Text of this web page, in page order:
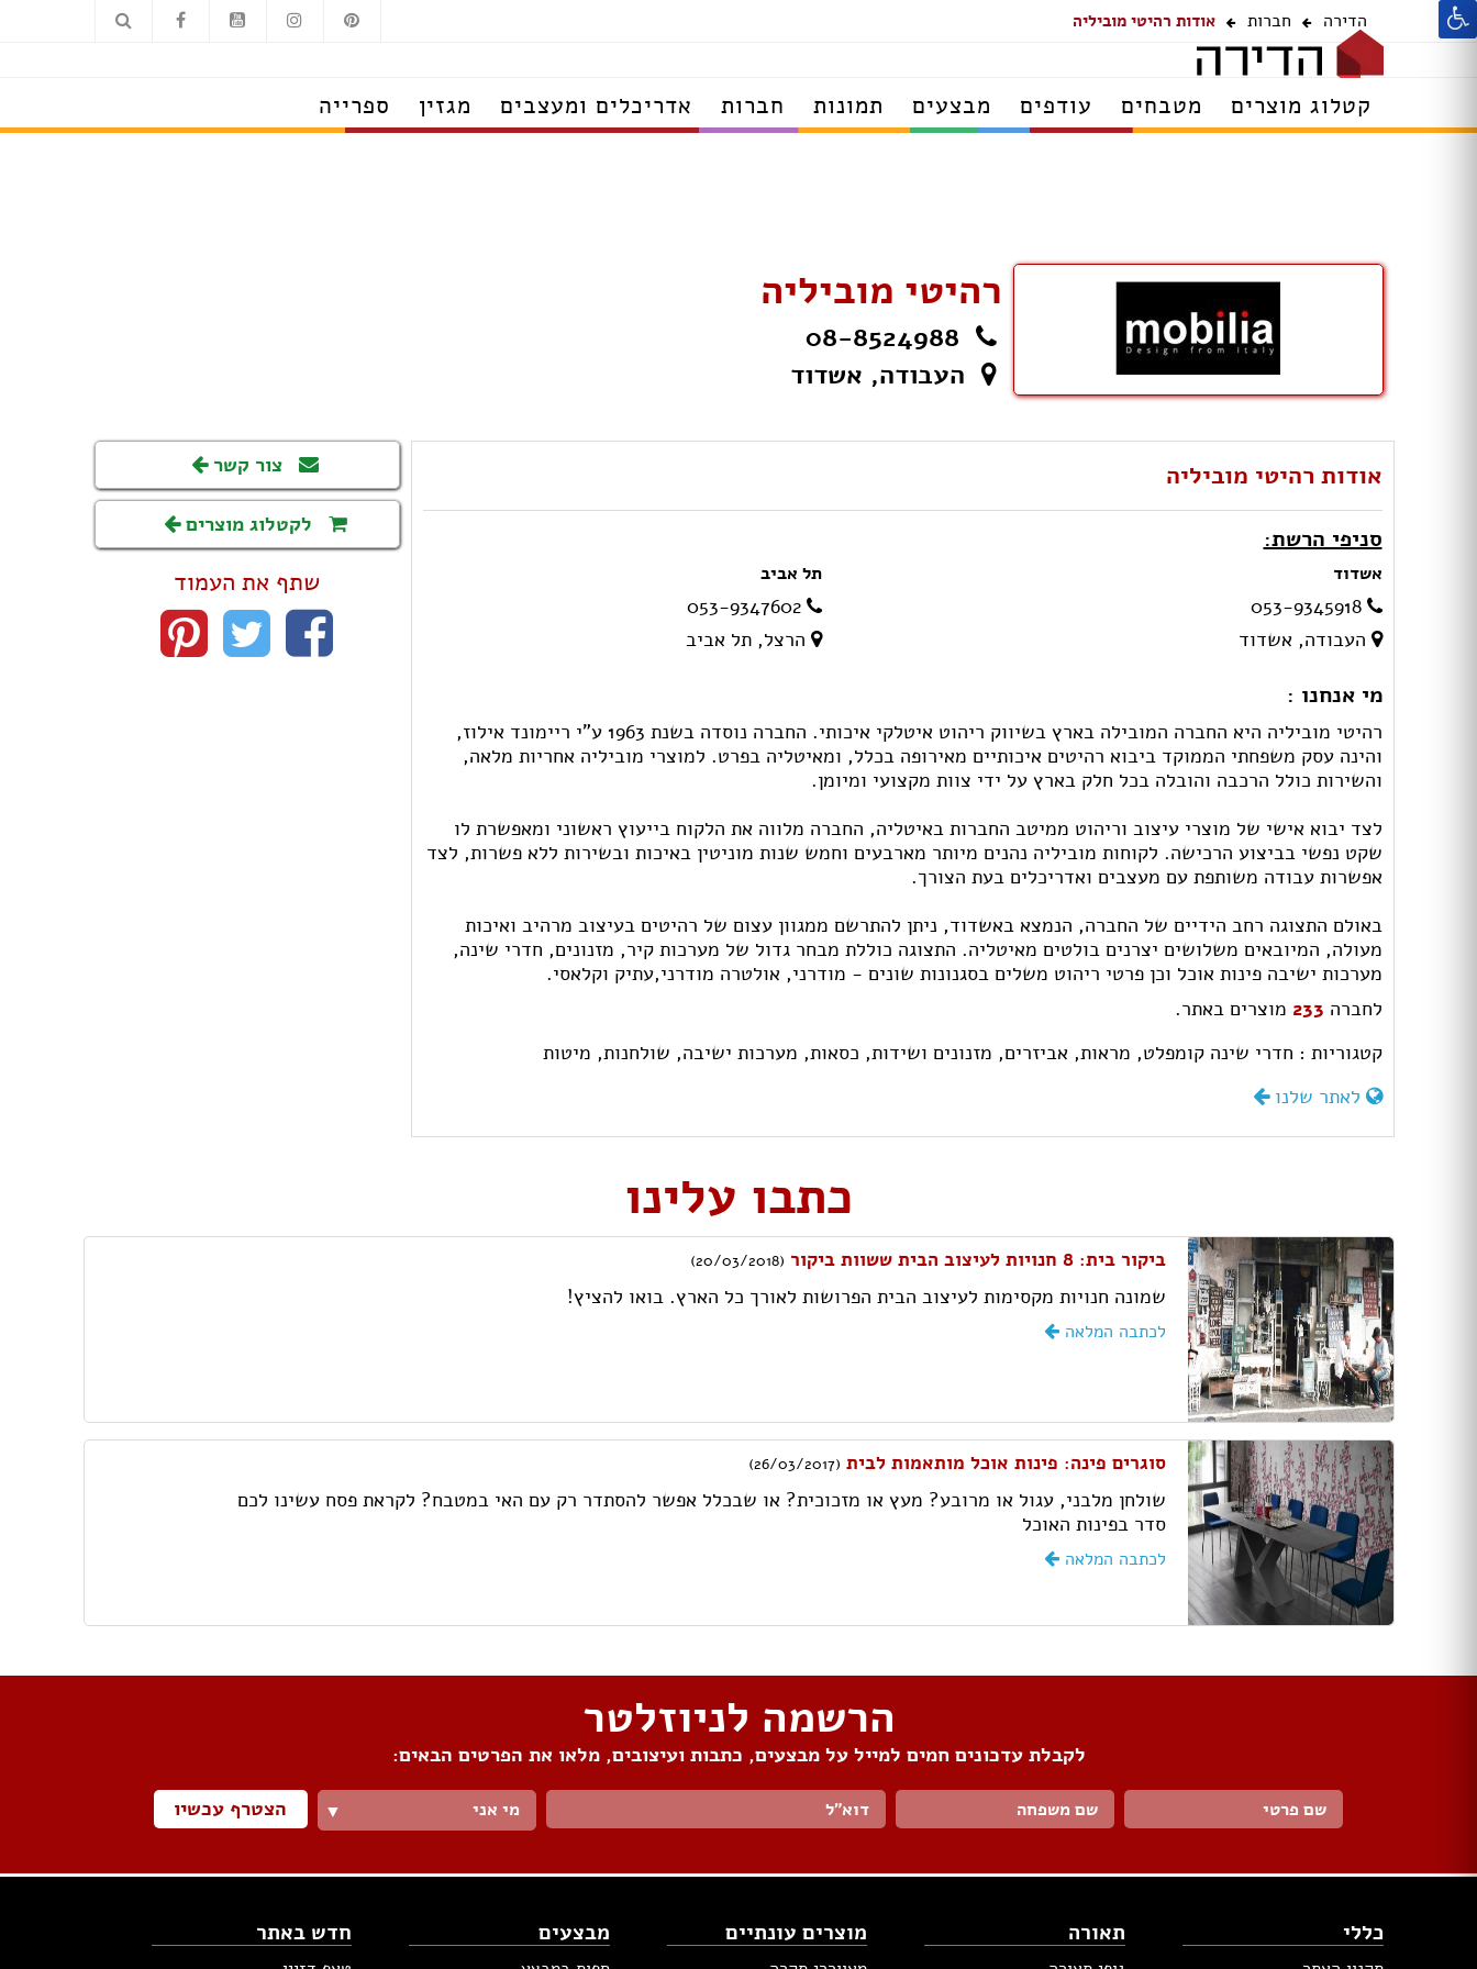
הדירה חברות אודות רהיטי מוביליה
קטלוג מוצרים מטבחים עודפים מבצעים תמונות חברות אדריכלים ומעצבים מגזין ספרייה
רהיטי מוביליה
08-8524988
העבודה, אשדוד
אודות רהיטי מוביליה
סניפי הרשת:
אשדוד
053-9345918
העבודה, אשדוד
תל אביב
053-9347602
הרצל, תל אביב
מי אנחנו :
רהיטי מוביליה היא החברה המובילה בארץ בשיווק ריהוט איטלקי איכותי. החברה נוסדה בשנת 1963 ע"י ריימונד אילוז,
והינה עסק משפחתי הממוקד ביבוא רהיטים איכותיים מאירופה בכלל, ומאיטליה בפרט. למוצרי מוביליה אחריות מלאה,
והשירות כולל הרכבה והובלה בכל חלק בארץ על ידי צוות מקצועי ומיומן.
לצד יבוא אישי של מוצרי עיצוב וריהוט ממיטב החברות באיטליה, החברה מלווה את הלקוח בייעוץ ראשוני ומאפשרת לו
שקט נפשי בביצוע הרכישה. לקוחות מוביליה נהנים מיותר מארבעים וחמש שנות מוניטין באיכות ובשירות ללא פשרות, לצד
אפשרות עבודה משותפת עם מעצבים ואדריכלים בעת הצורך.
באולם התצוגה רחב הידיים של החברה, הנמצא באשדוד, ניתן להתרשם ממגוון עצום של רהיטים בעיצוב מרהיב ואיכות
מעולה, המיובאים משלושים יצרנים בולטים מאיטליה. התצוגה כוללת מבחר גדול של מערכות קיר, מזנונים, חדרי שינה,
מערכות ישיבה פינות אוכל וכן פרטי ריהוט משלים בסגנונות שונים - מודרני, אולטרה מודרני,עתיק וקלאסי.
לחברה 233 מוצרים באתר.
קטגוריות : חדרי שינה קומפלט, מראות,אביזרים, מזנונים ושידות, כסאות, מערכות ישיבה, שולחנות, מיטות
לאתר שלנו
צור קשר
לקטלוג מוצרים
שתף את העמוד
כתבו עלינו
ביקור בית: 8 חנויות לעיצוב הבית ששוות ביקור (20/03/2018)
שמונה חנויות מקסימות לעיצוב הבית הפרושות לאורך כל הארץ. בואו להציץ!
לכתבה המלאה
סוגרים פינה: פינות אוכל מותאמות לבית (26/03/2017)
שולחן מלבני, עגול או מרובע? מעץ או מזכוכית? או שבכלל אפשר להסתדר רק עם האי במטבח? לקראת פסח עשינו לכם
סדר בפינות האוכל
לכתבה המלאה
הרשמה לניוזלטר
לקבלת עדכונים חמים למייל על מבצעים, כתבות ועיצובים, מלאו את הפרטים הבאים:
מי אני ▼ הצטרף עכשיו
כללי תאורה מוצרים עונתיים מבצעים חדש באתר